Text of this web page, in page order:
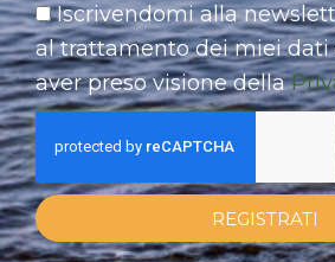
Iscrivendomi alla
al trattamento dei miei dati
aver preso visione della
REGISTRATI